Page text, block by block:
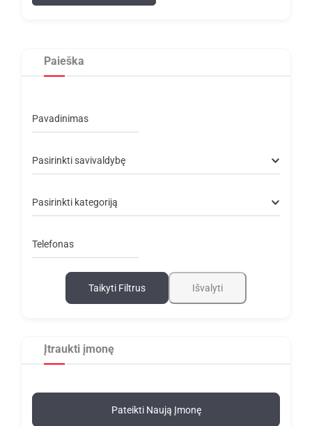
Paieška
Pavadinimas
Pasirinkti savivaldybę
Pasirinkti kategoriją
Telefonas
Taikyti Filtrus Išvalyti
Įtraukti įmonę
Pateikti Naują Įmonę